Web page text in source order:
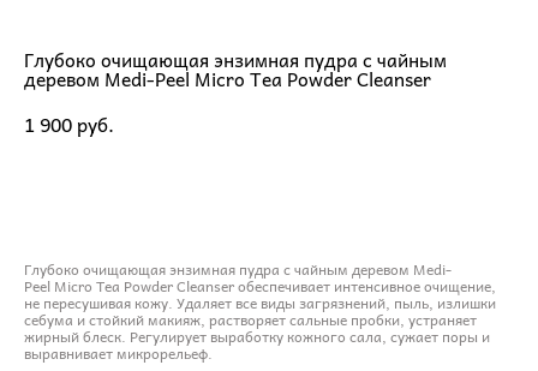
Глубоко очищающая энзимная пудра с чайным
деревом Medi-Peel Micro Tea Powder Cleanser
1 900 pуб.
Глубоко очищающая энзимная пудра с чайным деревом Medi-
Peel Micro Tea Powder Cleanser обеспечивает интенсивное очищение,
не пересушивая кожу. Удаляет все виды загрязнений, пыль, излишки
себума и стойкий макияж, растворяет сальные пробки, устраняет
жирный блеск. Регулирует выработку кожного сала, сужает поры и
выравнивает микрорельеф.